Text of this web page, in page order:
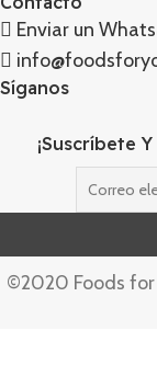
Enviar un
Síganos
¡Suscríbete
©2020 Foods for